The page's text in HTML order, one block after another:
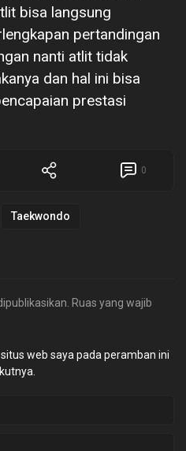
bisa langsung
pertandingan
nanti atlit tidak
dan hal ini bisa
prestasi
0
Taekwondo
Ruas yang wajib
web saya pada peramban ini